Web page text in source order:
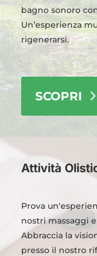
bagno sonoro
Un’esperienza
rigenerarsi.
SCOPRI
Attività
Prova
nostri massaggi
Abbraccia la
presso il nostro